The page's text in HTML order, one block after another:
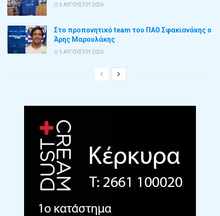
5 ΑΥΓΟΎΣΤΟΥ 2026
Στο προπονητικό team του ΠΑΟ Σφακιανάκης ο
Άρης Μαρουλάκης
5 ΑΥΓΟΎΣΤΟΥ 2026